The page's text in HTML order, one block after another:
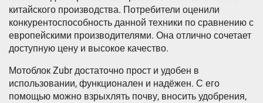
китайского производства. Потребители оценили
конкурентоспособность данной техники по сравнению с
европейскими производителями. Она отлично сочетает
доступную цену и высокое качество.
Мотоблок Zubr достаточно прост и удобен в
использовании, функционален и надёжен. С его
помощью можно взрыхлять почву, вносить удобрения,